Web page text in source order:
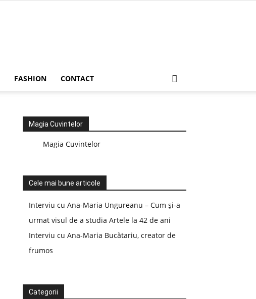
FASHION CONTACT
Magia Cuvintelor
Magia Cuvintelor
Cele mai bune articole
Interviu cu Ana-Maria Ungureanu – Cum și-a
urmat visul de a studia Artele la 42 de ani
Interviu cu Ana-Maria Bucătariu, creator de
frumos
Categorii